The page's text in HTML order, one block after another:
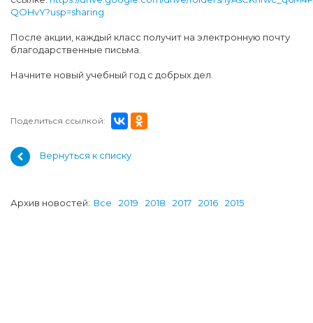
QOHvY?usp=sharing
После акции, каждый класс получит на электронную почту
благодарственные письма.
Начните новый учебный год с добрых дел.
Поделиться ссылкой:
Вернуться к списку
Архив новостей: Все 2019 2018 2017 2016 2015